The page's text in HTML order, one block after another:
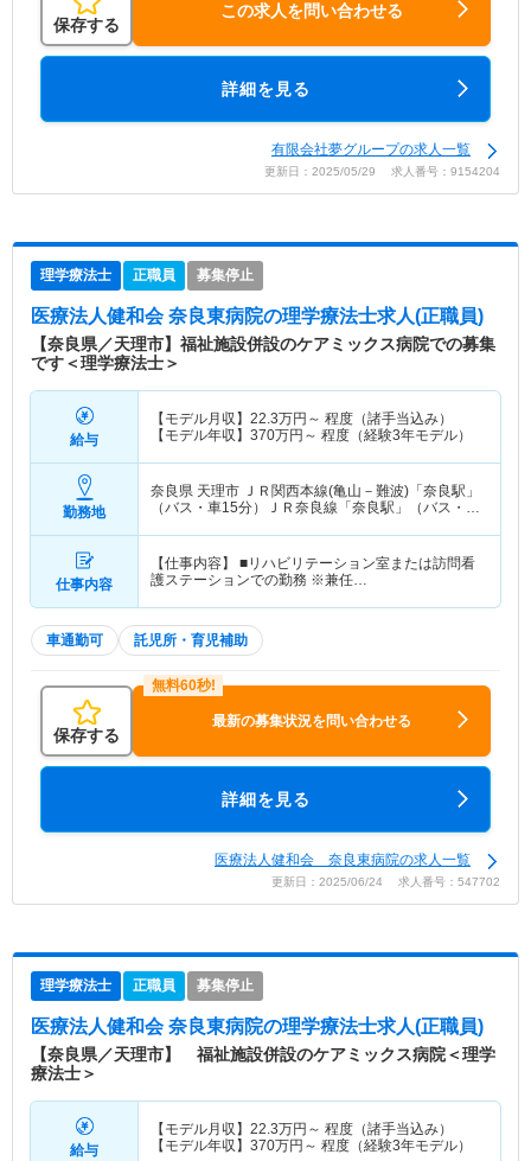
保存する
この求人を問い合わせる
詳細を見る
有限会社夢グループの求人一覧
更新日：2025/05/29 求人番号：9154204
理学療法士 正職員 募集停止
医療法人健和会 奈良東病院の理学療法士求人(正職員)
【奈良県／天理市】福祉施設併設のケアミックス病院での募集
です＜理学療法士＞
給与
【モデル月収】 22.3万円～ 程度（諸手当込み）
【モデル年収】 370万円～ 程度（経験3年モデル）
勤務地
奈良県 天理市 ＪＲ関西本線(亀山－難波)「奈良駅」
（バス・車15分）ＪＲ奈良線「奈良駅」（バス・車
仕事内容
【仕事内容】 ■リハビリテーション室または訪問看
護ステーションでの勤務 ※兼任…
車通勤可 託児所・育児補助
保存する
最新の募集状況を問い合わせる
詳細を見る
医療法人健和会 奈良東病院の求人一覧
更新日：2025/06/24 求人番号：547702
理学療法士 正職員 募集停止
医療法人健和会 奈良東病院の理学療法士求人(正職員)
【奈良県／天理市】 福祉施設併設のケアミックス病院＜理学
療法士＞
給与
【モデル月収】 22.3万円～ 程度（諸手当込み）
【モデル年収】 370万円～ 程度（経験3年モデル）